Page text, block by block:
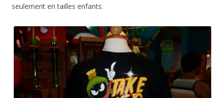
seulement en tailles enfants.